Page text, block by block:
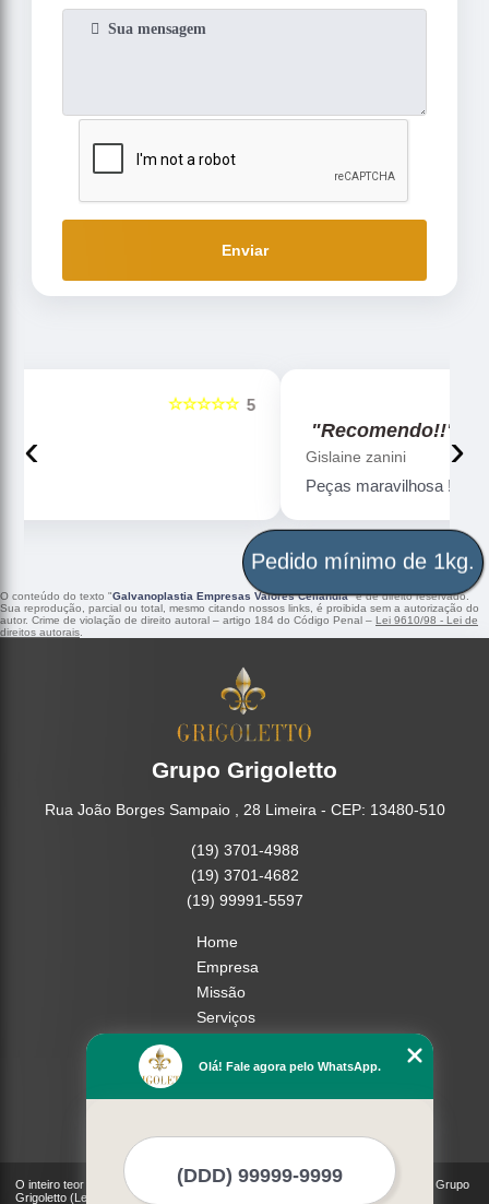
Enviar
Peças maravilhosa ! Banho de confiança
‹ ›
O conteúdo do texto "Galvanoplastia Empresas Valores Ceilândia" é de direito reservado.
Sua reprodução, parcial ou total, mesmo citando nossos links, é proibida sem a autorização do
autor. Crime de violação de direito autoral – artigo 184 do Código Penal – Lei 9610/98 - Lei de
direitos autorais
Grupo Grigoletto
Rua João Borges Sampaio , 28 Limeira - CEP: 13480-510
(19) 3701-4988
(19) 3701-4682
(19) 99991-5597
Home
Empresa
Missão
Serviços
Mapa do site
O inteiro teor deste site está sujeito à proteção de direitos autorais. Copyright© Grupo
Grigoletto (Lei 9610 de 19/02/1998)
Olá! Fale agora pelo WhatsApp.
Pedido mínimo de 1kg.